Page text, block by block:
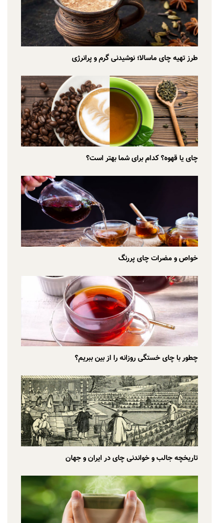
طرز تهیه چای ماسالا؛ نوشیدنی گرم و پرانرژی
چای یا قهوه؟ کدام برای شما بهتر است؟
خواص و مضرات چای پررنگ
چطور با چای خستگی روزانه را از بین ببریم؟
تاریخچه جالب و خواندنی چای در ایران و جهان